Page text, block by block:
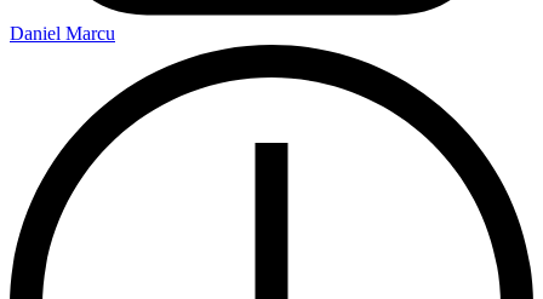
Daniel Marcu